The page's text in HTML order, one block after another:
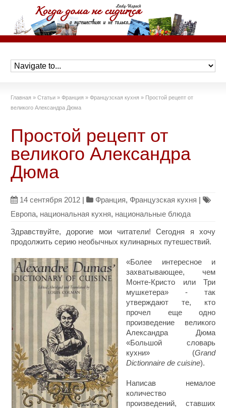
Главная » Статьи » Франция » Французская кухня » Простой рецепт от
великого Александра Дюма
Простой рецепт от
великого Александра
Дюма
14 сентября 2012 | Франция, Французская кухня |
Европа, национальная кухня, национальные блюда
Здравствуйте, дорогие мои читатели! Сегодня я хочу
продолжить серию необычных кулинарных путешествий.
«Более интересное и
захватывающее, чем
Монте-Кристо или Три
мушкетера» - так
утверждают те, кто
прочел еще одно
произведение великого
Александра Дюма
«Большой словарь
кухни» (Grand
Dictionnaire de cuisine).
Написав немалое
количество
произведений, ставших